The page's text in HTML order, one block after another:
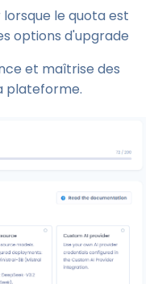
le quota est
options d'upgrade
et maîtrise des
plateforme.